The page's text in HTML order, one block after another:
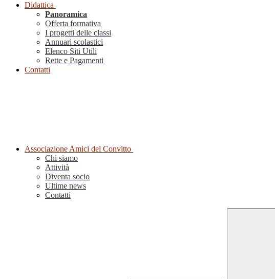
Didattica
Panoramica
Offerta formativa
I progetti delle classi
Annuari scolastici
Elenco Siti Utili
Rette e Pagamenti
Contatti
Associazione Amici del Convitto
Chi siamo
Attività
Diventa socio
Ultime news
Contatti